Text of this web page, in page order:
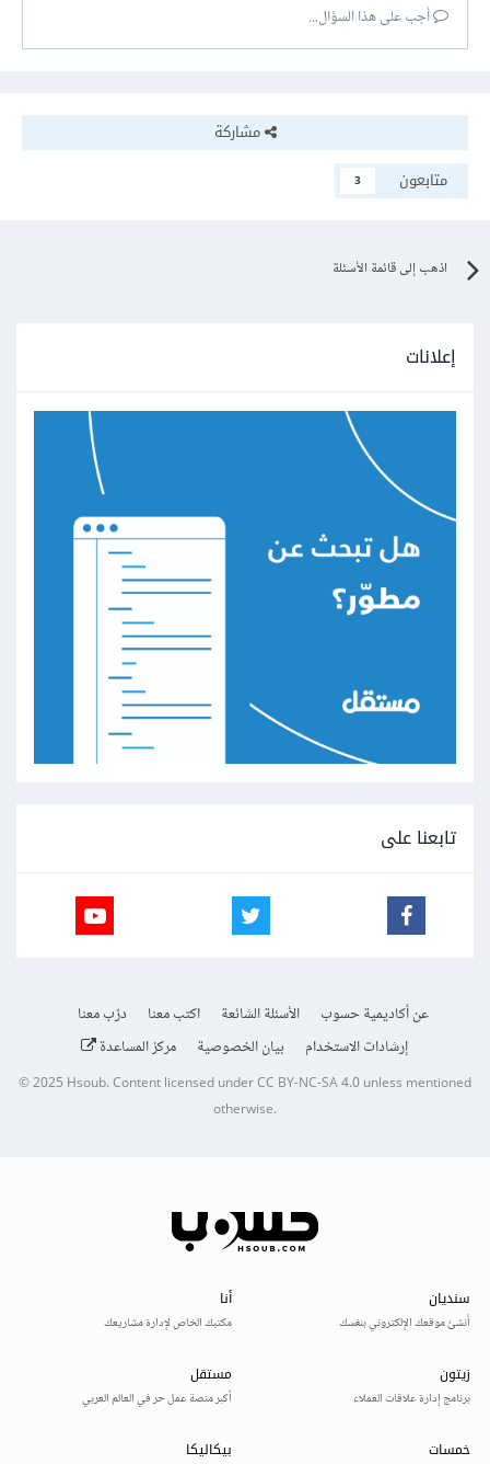
أجب على هذا السؤال...
مشاركة
متابعون
3
اذهب إلى قائمة الأسئلة
إعلانات
تابعنا على
عن أكاديمية حسوب الأسئلة الشائعة اكتب معنا
درّب معنا
إرشادات الاستخدام
بيان الخصوصية مركز المساعدة
© 2025Hsoub.Content licensed underCC BY-NC-SA 4.0unless mentioned
otherwise.